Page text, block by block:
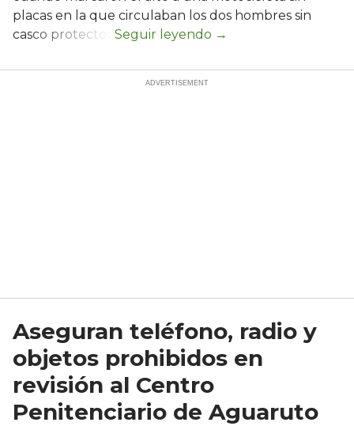
placas en la que circulaban los dos hombres sin
casco protector.
Aseguran teléfono, radio y
objetos prohibidos en
revisión al Centro
Penitenciario de Aguaruto